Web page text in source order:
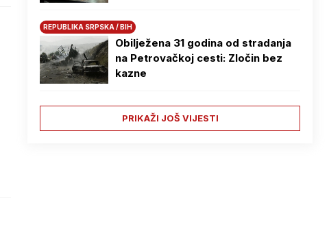
REPUBLIKA SRPSKA / BIH
Obilježena 31 godina od stradanja
na Petrovačkoj cesti: Zločin bez
kazne
PRIKAŽI JOŠ VIJESTI